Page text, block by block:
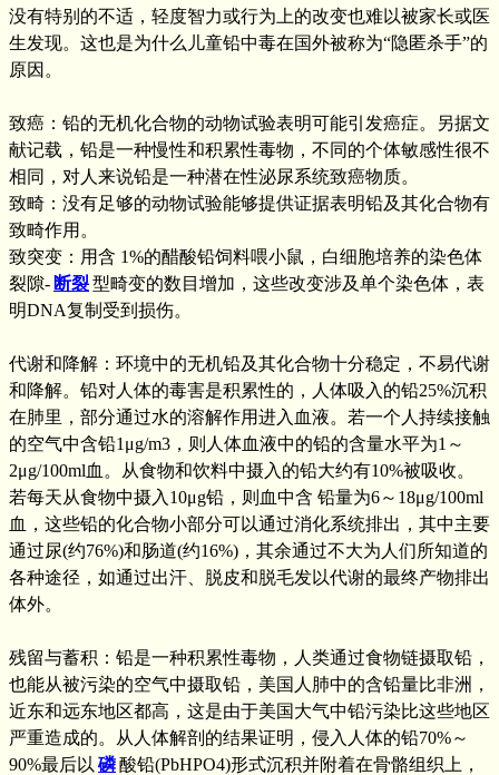
没有特别的不适，轻度智力或行为上的改变也难以被家长或医
生发现。这也是为什么儿童铅中毒在国外被称为“隐匿杀手”的
原因。
致癌：铅的无机化合物的动物试验表明可能引发癌症。另据文
献记载，铅是一种慢性和积累性毒物，不同的个体敏感性很不
相同，对人来说铅是一种潜在性泌尿系统致癌物质。
致畸：没有足够的动物试验能够提供证据表明铅及其化合物有
致畸作用。
致突变：用含 1%的醋酸铅饲料喂小鼠，白细胞培养的染色体
裂隙- 断裂型畸变的数目增加，这些改变涉及单个染色体，表
明DNA复制受到损伤。
代谢和降解：环境中的无机铅及其化合物十分稳定，不易代谢
和降解。铅对人体的毒害是积累性的，人体吸入的铅25%沉积
在肺里，部分通过水的溶解作用进入血液。若一个人持续接触
的空气中含铅1μg/m3，则人体血液中的铅的含量水平为1～
2μg/100ml血。从食物和饮料中摄入的铅大约有10%被吸收。
若每天从食物中摄入10μg铅，则血中含 铅量为6～18μg/100ml
血，这些铅的化合物小部分可以通过消化系统排出，其中主要
通过尿(约76%)和肠道(约16%)，其余通过不大为人们所知道的
各种途径，如通过出汗、脱皮和脱毛发以代谢的最终产物排出
体外。
残留与蓄积：铅是一种积累性毒物，人类通过食物链摄取铅，
也能从被污染的空气中摄取铅，美国人肺中的含铅量比非洲，
近东和远东地区都高，这是由于美国大气中铅污染比这些地区
严重造成的。从人体解剖的结果证明，侵入人体的铅70%～
90%最后以 磷酸铅(PbHPO4)形式沉积并附着在骨骼组织上，